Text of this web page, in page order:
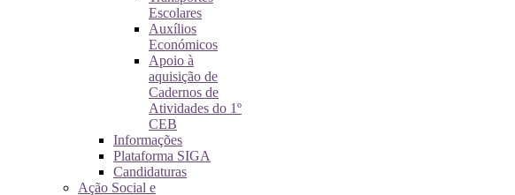
Escolares
Auxílios
Económicos
Apoio à
aquisição de
Cadernos de
Atividades do 1º
CEB
Informações
Plataforma SIGA
Candidaturas
Ação Social e